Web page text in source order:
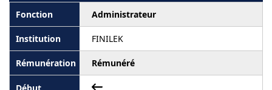
Administrateur
FINILEK
Rémunéré